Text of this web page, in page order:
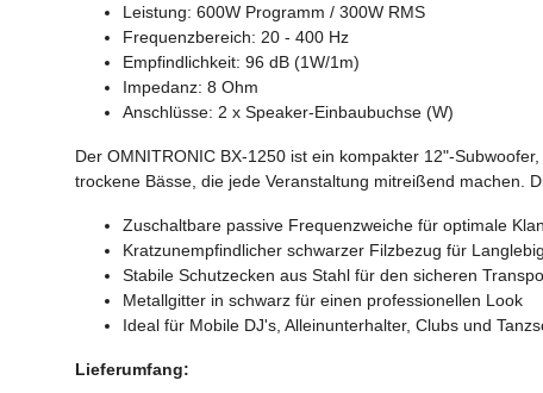
Leistung: 600W Programm / 300W RMS
Frequenzbereich: 20 - 400 Hz
Empfindlichkeit: 96 dB (1W/1m)
Impedanz: 8 Ohm
Anschlüsse: 2 x Speaker-Einbaubuchse (W)
Der OMNITRONIC BX-1250 ist ein kompakter 12"-
trockene Bässe, die jede Veranstaltung mitreißend machen.
Zuschaltbare passive Frequenzweiche für optimale
Kratzunempfindlicher schwarzer Filzbezug für
Stabile Schutzecken aus Stahl für den sicheren
Metallgitter in schwarz für einen professionellen Look
Ideal für Mobile DJ's, Alleinunterhalter, Clubs und
Lieferumfang: